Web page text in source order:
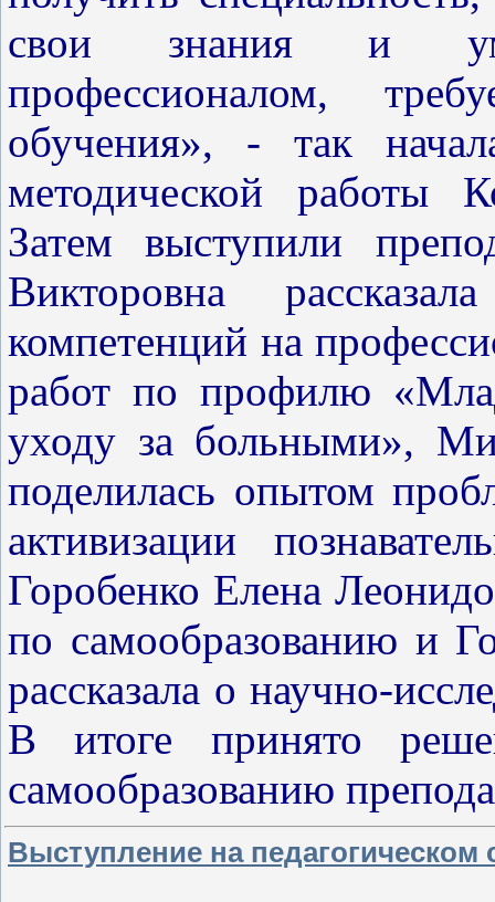
свои знания и
профессионалом,
обучения», - так
методической работы
Затем выступили
Викторовна
компетенций на
работ по профилю
уходу за больными»,
поделилась опытом
активизации
Горобенко Елена
по самообразованию и
рассказала о научно-
В итоге принято
самообразованию
Выступление на педагогическом